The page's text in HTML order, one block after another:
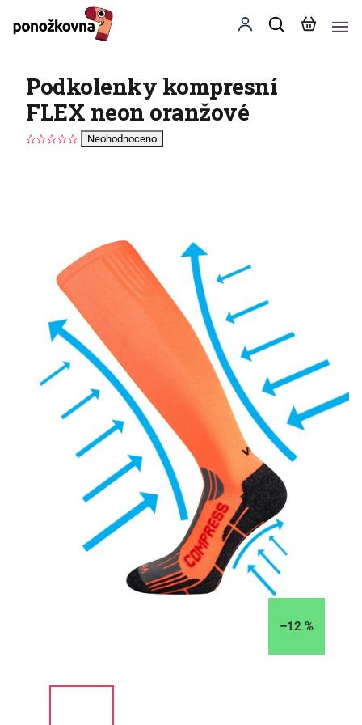
Podkolenky kompresní
FLEX neon oranžové
Neohodnoceno
–12 %